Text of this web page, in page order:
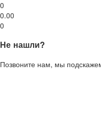
0
0.00
0
Не нашли?
Позвоните нам, мы